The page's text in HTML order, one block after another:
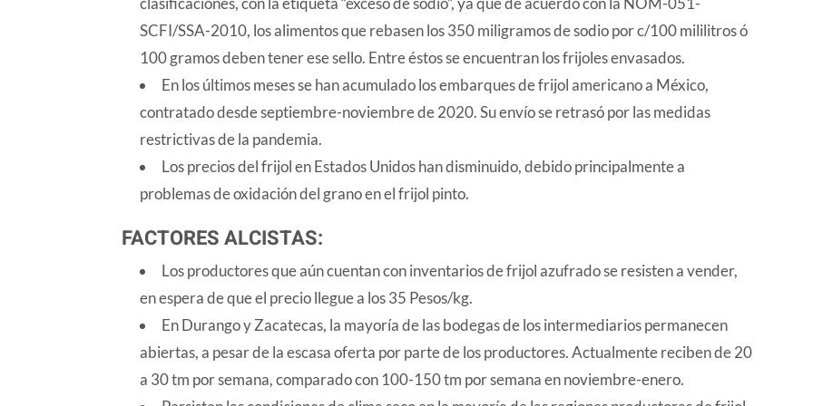
SCFI/SSA-2010, los alimentos que rebasen los 350 miligramos de sodio por c/100 mililitros ó
100 gramos deben tener ese sello. Entre éstos se encuentran los frijoles envasados.
En los últimos meses se han acumulado los embarques de frijol americano a México,
contratado desde septiembre-noviembre de 2020. Su envío se retrasó por las medidas
restrictivas de la pandemia.
Los precios del frijol en Estados Unidos han disminuido, debido principalmente a
problemas de oxidación del grano en el frijol pinto.
FACTORES ALCISTAS:
Los productores que aún cuentan con inventarios de frijol azufrado se resisten a vender,
en espera de que el precio llegue a los 35 Pesos/kg.
En Durango y Zacatecas, la mayoría de las bodegas de los intermediarios permanecen
abiertas, a pesar de la escasa oferta por parte de los productores. Actualmente reciben de 20
a 30 tm por semana, comparado con 100-150 tm por semana en noviembre-enero.